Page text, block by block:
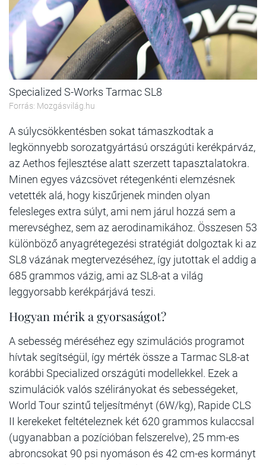
Specialized S-Works Tarmac SL8
Forrás: Mozgásvilág.hu
A súlycsökkentésben sokat támaszkodtak a
legkönnyebb sorozatgyártású országúti kerékpárváz,
az Aethos fejlesztése alatt szerzett tapasztalatokra.
Minen egyes vázcsövet rétegenkénti elemzésnek
vetették alá, hogy kiszűrjenek minden olyan
felesleges extra súlyt, ami nem járul hozzá sem a
merevséghez, sem az aerodinamikához. Összesen 53
különböző anyagrétegezési stratégiát dolgoztak ki az
SL8 vázának megtervezéséhez, így jutottak el addig a
685 grammos vázig, ami az SL8-at a világ
leggyorsabb kerékpárjává teszi.
Hogyan mérik a gyorsaságot?
A sebesség méréséhez egy szimulációs programot
hívtak segítségül, így mérték össze a Tarmac SL8-at
korábbi Specialized országúti modellekkel. Ezek a
szimulációk valós szélirányokat és sebességeket,
World Tour szintű teljesítményt (6W/kg), Rapide CLS
II kerekeket feltételeznek két 620 grammos kulaccsal
(ugyanabban a pozícióban felszerelve), 25 mm-es
abroncsokat 90 psi nyomáson és 42 cm-es kormányt